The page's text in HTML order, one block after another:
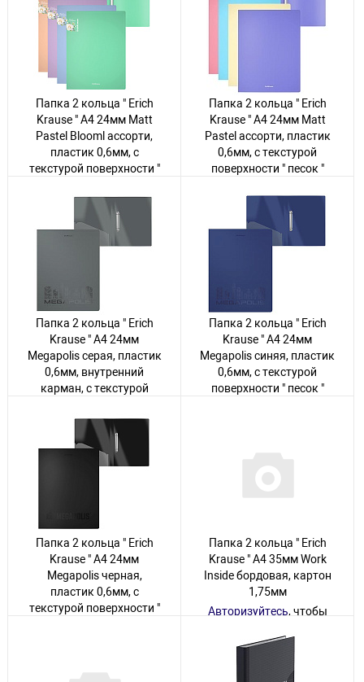
138 товаров 34 товара
Папка 2 кольца " Erich
Krause " А4 24мм Matt
Pastel Blooml ассорти,
пластик 0,6мм, с
текстурой поверхности "
Авторизуйтесь
увидеть цену
72 товара
Папка 2 кольца " Erich
Krause " А4 24мм Matt
Pastel ассорти, пластик
0,6мм, с текстурой
поверхности " песок "
увидеть цену
40 товаров
Папка 2 кольца " Erich
Krause " А4 24мм
Megapolis серая, пластик
0,6мм, внутренний
карман, с текстурой
Авторизуйтесь, чтобы
увидеть цену
13 товаров
Папка 2 кольца " Erich
Krause " А4 24мм
Megapolis синяя, пластик
0,6мм, с текстурой
поверхности " песок "
Папка 2 кольца " Erich
Krause " А4 24мм
Megapolis черная,
пластик 0,6мм, с
текстурой поверхности "
Папка 2 кольца " Erich
Krause " А4 35мм Work
Inside бордовая, картон
1,75мм
Авторизуйтесь, чтобы
21 товар